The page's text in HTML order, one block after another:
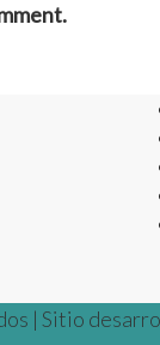
| Sitio